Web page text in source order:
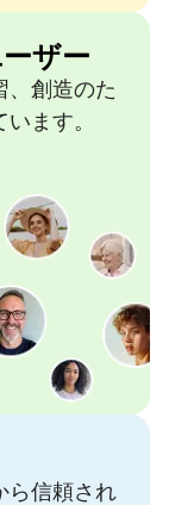
ザー
、創造のた
ます。
ら信頼され